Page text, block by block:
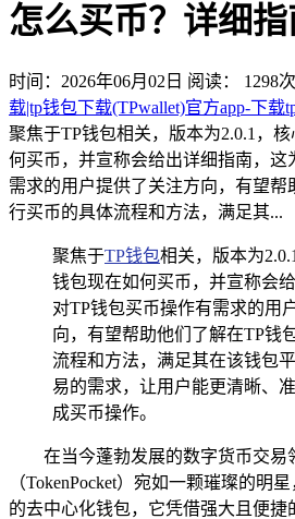
怎么买币？详细
时间：2026年06月02日 阅读： 1298次
载|tp钱包下载(TPwallet)官方app-下
聚焦于TP钱包相关，版本为2.0.1，
何买币，并宣称会给出详细指南，这
需求的用户提供了关注方向，有望帮
行买币的具体流程和方法，满足其...
聚焦于TP钱包相关，版本为
钱包现在如何买币，并宣称会
对TP钱包买币操作有需求的用
向，有望帮助他们了解在TP钱
流程和方法，满足其在该钱包
易的需求，让用户能更清晰、
成买币操作。
在当今蓬勃发展的数字货币交易
（TokenPocket）宛如一颗璀璨的明
的去中心化钱包，它凭借强大且便